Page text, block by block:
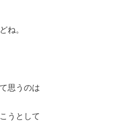
ね。
思うのは
うとして